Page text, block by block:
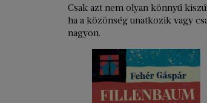
Csak azt nem olyan könnyű
ha a közönség unatkozik vagy
nagyon.